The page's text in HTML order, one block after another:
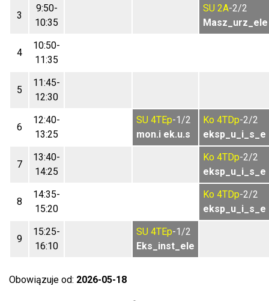
3
9:50-
10:35
SU 2A-2/2
Masz_urz_ele
4
10:50-
11:35
5
11:45-
12:30
6
12:40-
13:25
SU 4TEp-1/2
mon.i ek.u.s
Ko 4TDp-2/2
eksp_u_i_s_e
7
13:40-
14:25
Ko 4TDp-2/2
eksp_u_i_s_e
8
14:35-
15:20
Ko 4TDp-2/2
eksp_u_i_s_e
9
15:25-
16:10
SU 4TEp-1/2
Eks_inst_ele
Obowiązuje od: 2026-05-18